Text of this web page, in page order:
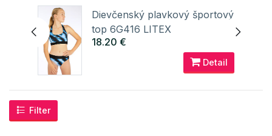
Dievčenský plavkový športový
top 6G416 LITEX
18.20 €
Detail
Filter